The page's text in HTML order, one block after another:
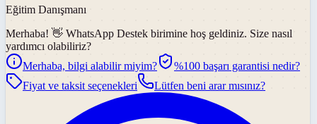
Eğitim Danışmanı
Merhaba! 👋 WhatsApp Destek birimine hoş geldiniz. Size nasıl
yardımcı olabiliriz?
Merhaba, bilgi alabilir miyim?
%100 başarı garantisi nedir?
Fiyat ve taksit seçenekleri
Lütfen beni arar mısınız?